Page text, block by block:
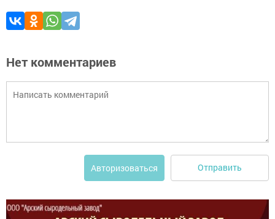
Нет комментариев
Авторизоваться Отправить